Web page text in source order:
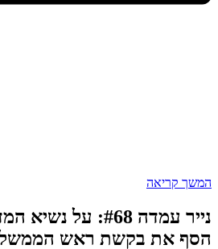
המשך קריאה
נייר עמדה #68: על
הסף את בקשת ראש